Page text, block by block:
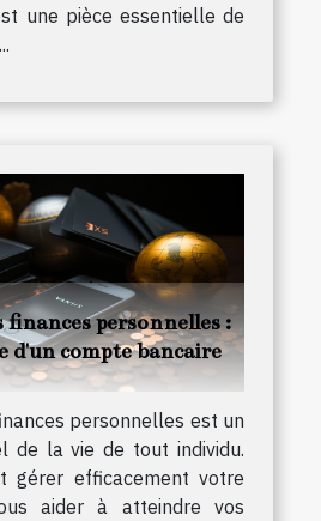
une pièce essentielle de
finances personnelles :
d'un compte bancaire
personnelles est un
de la vie de tout individu.
gérer efficacement votre
aider à atteindre vos